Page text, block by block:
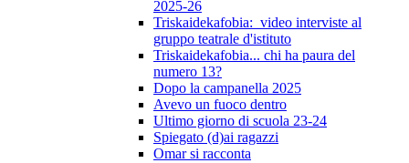
2025-26
Triskaidekafobia: video interviste al
gruppo teatrale d'istituto
Triskaidekafobia... chi ha paura del
numero 13?
Dopo la campanella 2025
Avevo un fuoco dentro
Ultimo giorno di scuola 23-24
Spiegato (d)ai ragazzi
Omar si racconta